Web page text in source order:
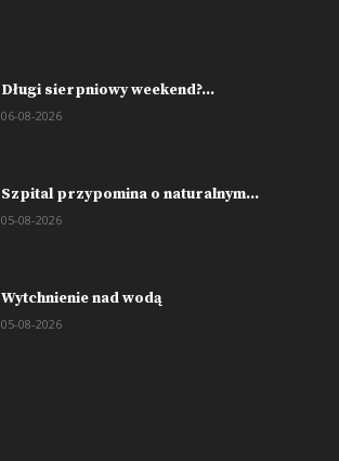
Długi sierpniowy weekend?...
06-08-2026
Szpital przypomina o naturalnym...
05-08-2026
Wytchnienie nad wodą
05-08-2026